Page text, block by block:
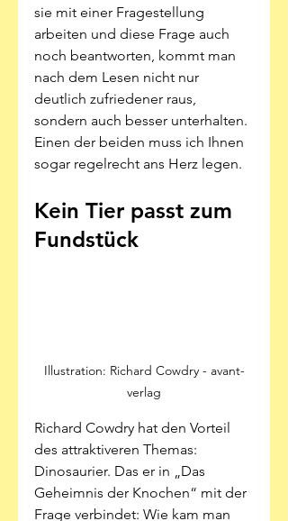
sie mit einer Fragestellung
arbeiten und diese Frage auch
noch beantworten, kommt man
nach dem Lesen nicht nur
deutlich zufriedener raus,
sondern auch besser unterhalten.
Einen der beiden muss ich Ihnen
sogar regelrecht ans Herz legen.
Kein Tier passt zum
Fundstück
Illustration: Richard Cowdry - avant-
verlag
Richard Cowdry hat den Vorteil
des attraktiveren Themas:
Dinosaurier. Das er in „Das
Geheimnis der Knochen“ mit der
Frage verbindet: Wie kam man